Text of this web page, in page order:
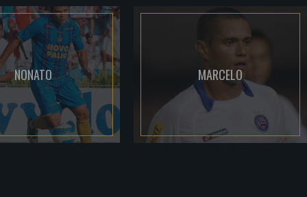
NONATO MARCELO